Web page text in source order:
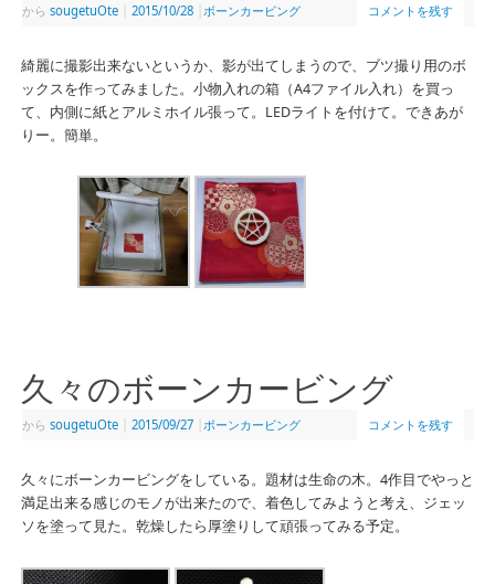
から sougetuOte 2015/10/28 ボーンカービング コメントを残す
綺麗に撮影出来ないというか、影が出てしまうので、ブツ撮り用のボ
ックスを作ってみました。小物入れの箱（A4ファイル入れ）を買っ
て、内側に紙とアルミホイル張って。LEDライトを付けて。できあが
りー。簡単。
久々のボーンカービング
から sougetuOte 2015/09/27 ボーンカービング コメントを残す
久々にボーンカービングをしている。題材は生命の木。4作目でやっと
満足出来る感じのモノが出来たので、着色してみようと考え、ジェッ
ソを塗って見た。乾燥したら厚塗りして頑張ってみる予定。